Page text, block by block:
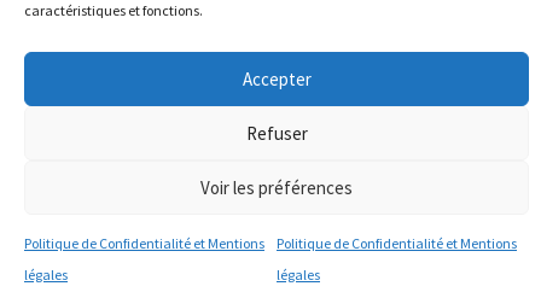
caractéristiques et fonctions.
Accepter
Refuser
Voir les préférences
Politique de Confidentialité et Mentions
légales
Politique de Confidentialité et Mentions
légales
Bienvenue à Puycapel La municipalité
Actualités
Les bonnes adresses
© 2026 Site officiel de la commune de Puycapel dans le Cantal
Conformité à la loi RGPD
Puycapel.fr utilise des cookies pour améliorer les performance et
votre usage du site web. nous présumons de votre accord pour
le dicte et vous en donne le droit .